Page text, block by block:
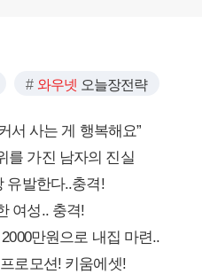
와우넷 오늘장전략
서 사는 게 행복해요”
를 가진 남자의 진실
유발한다..충격!
여성.. 충격!
만원으로 내집 마련..
로모션! 키움에셋!